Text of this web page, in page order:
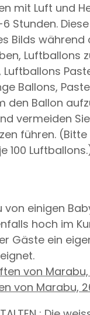
mit Luft
Stunden.
Bilds
Ballons,
den Ballon
vermeiden
führen.
100
einigen
hoch im
Gäste ein
von Marabu,